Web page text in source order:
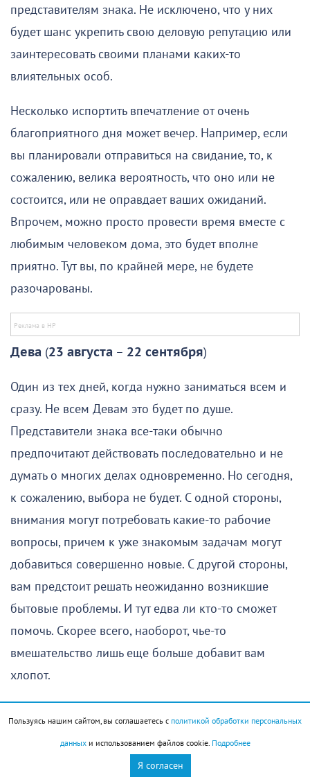
представителям знака. Не исключено, что у них
будет шанс укрепить свою деловую репутацию или
заинтересовать своими планами каких-то
влиятельных особ.
Несколько испортить впечатление от очень
благоприятного дня может вечер. Например, если
вы планировали отправиться на свидание, то, к
сожалению, велика вероятность, что оно или не
состоится, или не оправдает ваших ожиданий.
Впрочем, можно просто провести время вместе с
любимым человеком дома, это будет вполне
приятно. Тут вы, по крайней мере, не будете
разочарованы.
Дева (23 августа – 22 сентября)
Один из тех дней, когда нужно заниматься всем и
сразу. Не всем Девам это будет по душе.
Представители знака все-таки обычно
предпочитают действовать последовательно и не
думать о многих делах одновременно. Но сегодня,
к сожалению, выбора не будет. С одной стороны,
внимания могут потребовать какие-то рабочие
вопросы, причем к уже знакомым задачам могут
добавиться совершенно новые. С другой стороны,
вам предстоит решать неожиданно возникшие
бытовые проблемы. И тут едва ли кто-то сможет
помочь. Скорее всего, наоборот, чье-то
вмешательство лишь еще больше добавит вам
хлопот.
неожиданных расходов и занять довольно много
времени, но в целом вы останетесь довольны тем,
Пользуясь нашим сайтом, вы соглашаетесь с политикой обработки персональных
данныхи использованием файлов cookie. Подробнее
Я согласен